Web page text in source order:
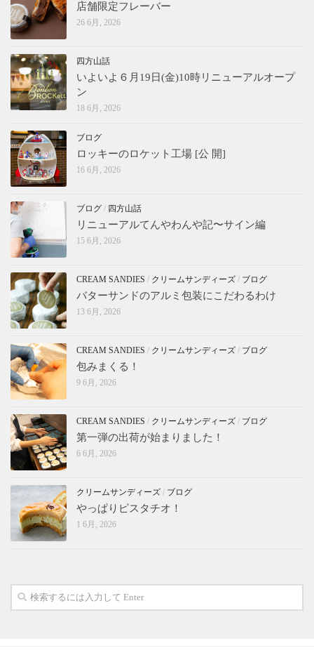
店舗限定フレーバー
26 6月, 2026
四方山話
いよいよ６月19日(金)10時リニューアルオープ
ン
18 6月, 2026
ブログ
ロッキーのロケット工場 [公 開]
16 6月, 2026
ブログ / 四方山話
リニューアルてんやわんや記〜サイン編
15 6月, 2026
CREAM SANDIES / クリームサンディーズ / ブログ
バターサンドのアルミ包装にこだわるわけ
13 6月, 2026
CREAM SANDIES / クリームサンディーズ / ブログ
包みまくる！
9 6月, 2026
CREAM SANDIES / クリームサンディーズ / ブログ
第一弾の出荷が始まりました！
6 6月, 2026
クリームサンディーズ / ブログ
やっぱりピスタチオ！
1 6月, 2026